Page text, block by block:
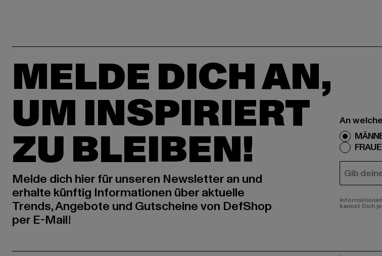
MELDE DICH AN,
UM INSPIRIERT
ZU BLEIBEN!
Melde dich hier für unseren Newsletter an und
erhalte künftig Informationen über aktuelle
Trends, Angebote und Gutscheine von DefShop
per E-Mail!
An
E-MAIL
kannst Dich